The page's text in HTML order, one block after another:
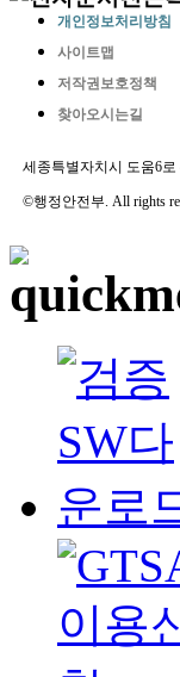
개인정보처리방침
사이트맵
저작권보호정책
찾아오시는길
세종특별자치시 도움6로
©행정안전부. All